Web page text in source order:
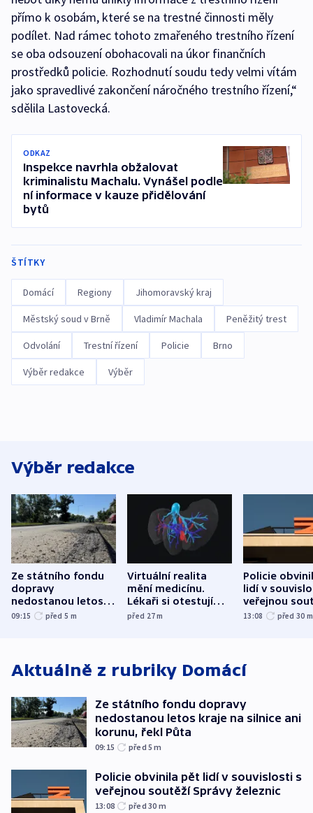
přímo k osobám, které se na trestné činnosti měly
podílet. Nad rámec tohoto zmařeného trestního řízení
se oba odsouzení obohacovali na úkor finančních
prostředků policie. Rozhodnutí soudu tedy velmi vítám
jako spravedlivé zakončení náročného trestního řízení,“
sdělila Lastovecká.
ODKAZ
Inspekce navrhla obžalovat
kriminalistu Machalu. Vynášel podle
ní informace v kauze přidělování
bytů
ŠTÍTKY
Domácí Regiony Jihomoravský kraj
Městský soud v Brně Vladimír Machala Peněžitý trest
Odvolání Trestní řízení Policie Brno
Výběr redakce Výběr
Výběr redakce
Ze státního fondu
dopravy
nedostanou letos
kraje na silnice ani
09:15 před 5 m
Virtuální realita
mění medicínu.
Lékaři si otestují
každý řez, říká
před 27m
Policie
lidí v
veřejnou
Správy
13:08 před 30 m
Aktuálně z rubriky Domácí
Ze státního fondu dopravy
nedostanou letos kraje na silnice ani
korunu, řekl Půta
09:15 před 5m
Policie obvinila pět lidí v souvislosti s
veřejnou soutěží Správy železnic
13:08 před 30 m